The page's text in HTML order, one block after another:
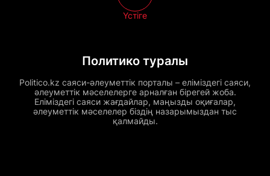
Политико туралы
Politico.kz саяси-әлеуметтік порталы – еліміздегі саяси,
әлеуметтік мәселелерге арналған бірегей жоба.
Еліміздегі саяси жағдайлар, маңызды оқиғалар,
әлеуметтік мәселелер біздің назарымыздан тыс
қалмайды.
Үстіге